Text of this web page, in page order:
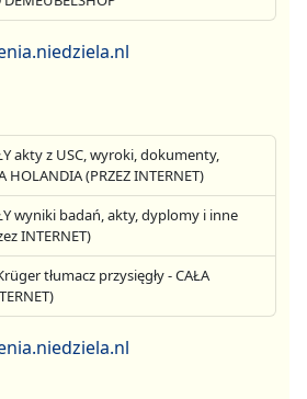
akty z USC, wyroki, dokumenty,
(PRZEZ INTERNET)
wyniki badań, akty, dyplomy i inne
INTERNET)
tłumacz przysięgły - CAŁA